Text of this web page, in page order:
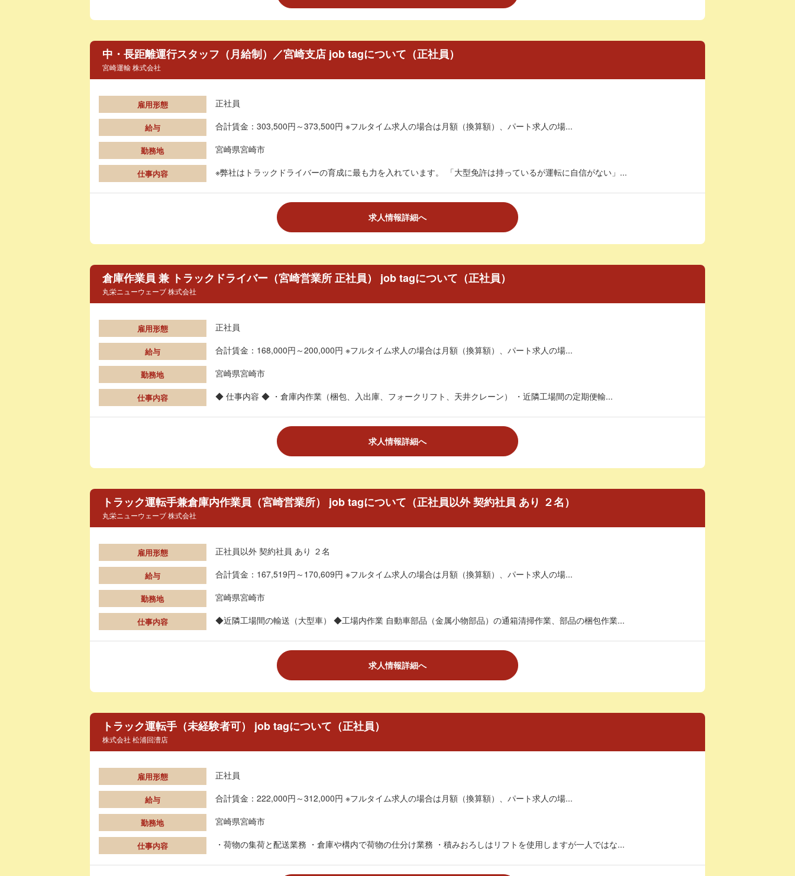
中・長距離運行スタッフ（月給制）／宮崎支店 job tagについて（正社員）
宮崎運輸 株式会社
雇用形態 正社員
給与 合計賃金：303,500円～373,500円 ※フルタイム求人の場合は月額（換算額）、パート求人の場...
勤務地 宮崎県宮崎市
仕事内容 ※弊社はトラックドライバーの育成に最も力を入れています。 「大型免許は持っているが運転に自信がない」...
求人情報詳細へ
倉庫作業員 兼 トラックドライバー（宮崎営業所 正社員） job tagについて（正社員）
丸栄ニューウェーブ 株式会社
雇用形態 正社員
給与 合計賃金：168,000円～200,000円 ※フルタイム求人の場合は月額（換算額）、パート求人の場...
勤務地 宮崎県宮崎市
仕事内容 ◆ 仕事内容 ◆ ・倉庫内作業（梱包、入出庫、フォークリフト、天井クレーン） ・近隣工場間の定期便輸...
求人情報詳細へ
トラック運転手兼倉庫内作業員（宮崎営業所） job tagについて（正社員以外 契約社員 あり ２名）
丸栄ニューウェーブ 株式会社
雇用形態 正社員以外 契約社員 あり ２名
給与 合計賃金：167,519円～170,609円 ※フルタイム求人の場合は月額（換算額）、パート求人の場...
勤務地 宮崎県宮崎市
仕事内容 ◆近隣工場間の輸送（大型車） ◆工場内作業 自動車部品（金属小物部品）の通箱清掃作業、部品の梱包作業...
求人情報詳細へ
トラック運転手（未経験者可） job tagについて（正社員）
株式会社 松浦回漕店
雇用形態 正社員
給与 合計賃金：222,000円～312,000円 ※フルタイム求人の場合は月額（換算額）、パート求人の場...
勤務地 宮崎県宮崎市
仕事内容 ・荷物の集荷と配送業務 ・倉庫や構内で荷物の仕分け業務 ・積みおろしはリフトを使用しますが一人ではな...